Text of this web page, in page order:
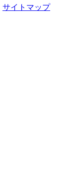
サイトマップ